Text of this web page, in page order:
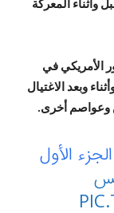
وأثناء المعركة
تفاصيل الدور الأمريكي في
وبعد الاغتيال
وعواصم أخرى.
الأول